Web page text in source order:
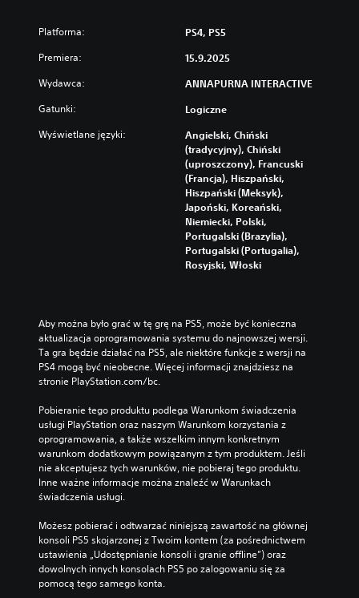
Platforma: PS4, PS5
Premiera: 15.9.2025
Wydawca: ANNAPURNA INTERACTIVE
Gatunki: Logiczne
Wyświetlane języki:
Angielski, Chiński
(tradycyjny), Chiński
(uproszczony), Francuski
(Francja), Hiszpański,
Hiszpański (Meksyk),
Japoński, Koreański,
Niemiecki, Polski,
Portugalski (Brazylia),
Portugalski (Portugalia),
Rosyjski, Włoski
Aby można było grać w tę grę na PS5, może być konieczna
aktualizacja oprogramowania systemu do najnowszej wersji.
Ta gra będzie działać na PS5, ale niektóre funkcje z wersji na
PS4 mogą być nieobecne. Więcej informacji znajdziesz na
stronie PlayStation.com/bc.
Pobieranie tego produktu podlega Warunkom świadczenia
usługi PlayStation oraz naszym Warunkom korzystania z
oprogramowania, a także wszelkim innym konkretnym
warunkom dodatkowym powiązanym z tym produktem. Jeśli
nie akceptujesz tych warunków, nie pobieraj tego produktu.
Inne ważne informacje można znaleźć w Warunkach
świadczenia usługi.
Możesz pobierać i odtwarzać niniejszą zawartość na głównej
konsoli PS5 skojarzonej z Twoim kontem (za pośrednictwem
ustawienia „Udostępnianie konsoli i granie offline”) oraz
dowolnych innych konsolach PS5 po zalogowaniu się za
pomocą tego samego konta.